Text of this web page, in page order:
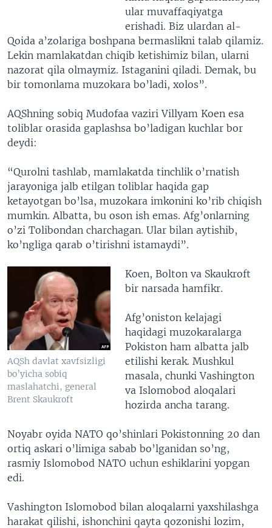
ular muvaffaqiyatga
erishadi. Biz ulardan al-
Qoida a’zolariga boshpana bermaslikni talab qilamiz.
Lekin mamlakatdan chiqib ketishimiz bilan, ularni
nazorat qila olmaymiz. Istaganini qiladi. Demak, bu
bir tomonlama muzokara bo’ladi, xolos”.
AQShning sobiq Mudofaa vaziri Villyam Koen esa
toliblar orasida gaplashsa bo’ladigan kuchlar bor
deydi:
“Qurolni tashlab, mamlakatda tinchlik o’rnatish
jarayoniga jalb etilgan toliblar haqida gap
ketayotgan bo’lsa, muzokara imkonini ko’rib chiqish
mumkin. Albatta, bu oson ish emas. Afg’onlarning
o’zi Tolibondan charchagan. Ular bilan aytishib,
ko’ngliga qarab o’tirishni istamaydi”.
AQSh davlat xavfsizligi
bo’yicha sobiq
maslahatchi, general
Brent Skaukroft
Koen, Bolton va Skaukroft
bir narsada hamfikr.
Afg’oniston kelajagi
haqidagi muzokaralarga
Pokiston ham albatta jalb
etilishi kerak. Mushkul
masala, chunki Vashington
va Islomobod aloqalari
hozirda ancha tarang.
Noyabr oyida NATO qo’shinlari Pokistonning 20 dan
ortiq askari o’limiga sabab bo’lganidan so’ng,
rasmiy Islomobod NATO uchun eshiklarini yopgan
edi.
Vashington Islomobod bilan aloqalarni yaxshilashga
harakat qilishi, ishonchini qayta qozonishi lozim,